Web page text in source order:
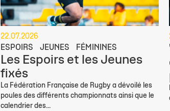
22.07.2026
ESPOIRS
JEUNES FÉMININES
Les Espoirs et les Jeunes
fixés
La Fédération Française de Rugby a dévoilé les
poules des différents championnats ainsi que le
calendrier des...